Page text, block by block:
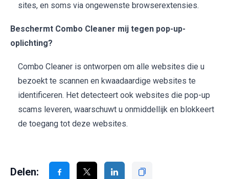
sites, en soms via ongewenste browserextensies.
Beschermt Combo Cleaner mij tegen pop-up-
oplichting?
Combo Cleaner is ontworpen om alle websites die u
bezoekt te scannen en kwaadaardige websites te
identificeren. Het detecteert ook websites die pop-up
scams leveren, waarschuwt u onmiddellijk en blokkeert
de toegang tot deze websites.
Delen: